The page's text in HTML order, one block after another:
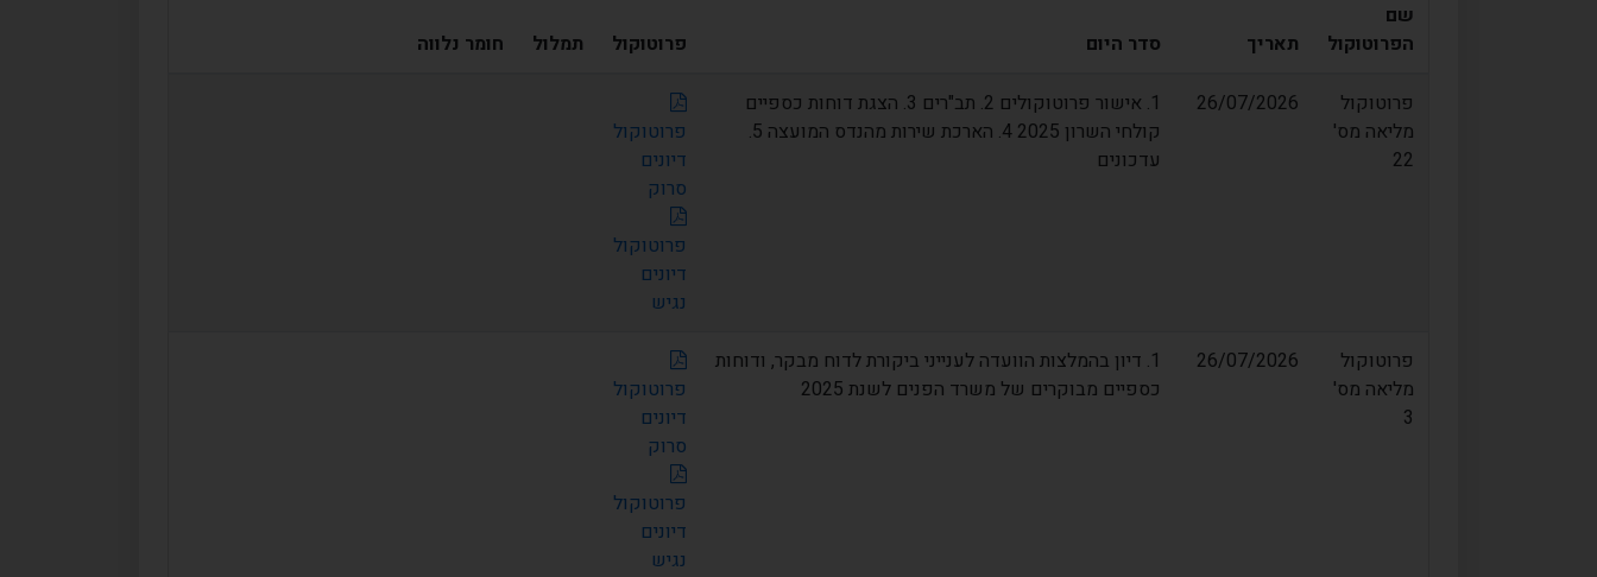
שם
הפרוטוקול
תאריך סדר היום פרוטוקול תמלול חומר נלווה
פרוטוקול
מליאה מס'
22
26/07/2026
1. אישור פרוטוקולים 2. תב"רים 3. הצגת דוחות כספיים
קולחי השרון 2025 4. הארכת שירות מהנדס המועצה 5.
עדכונים
פרוטוקול
דיונים
סרוק
פרוטוקול
דיונים
נגיש
פרוטוקול
מליאה מס'
3
26/07/2026
1. דיון בהמלצות הוועדה לענייני ביקורת לדוח מבקר, ודוחות
כספיים מבוקרים של משרד הפנים לשנת 2025
פרוטוקול
דיונים
סרוק
פרוטוקול
דיונים
נגיש